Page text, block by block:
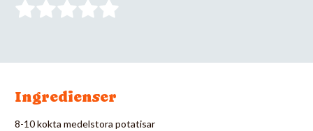
Ingredienser
8-10 kokta medelstora potatisar